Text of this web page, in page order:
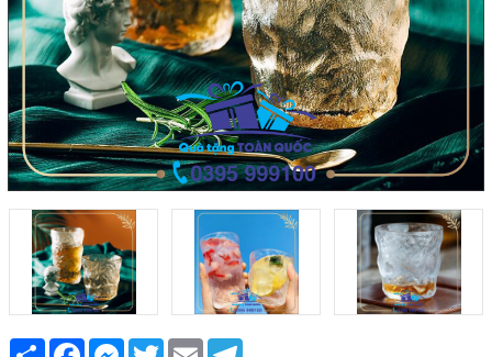
Share FacebookMessenger
TwitterEmail